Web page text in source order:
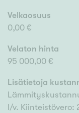
Velkaosuus
0,00 €
Velaton hinta
95 000,00 €
Lisätietoja
l/v.